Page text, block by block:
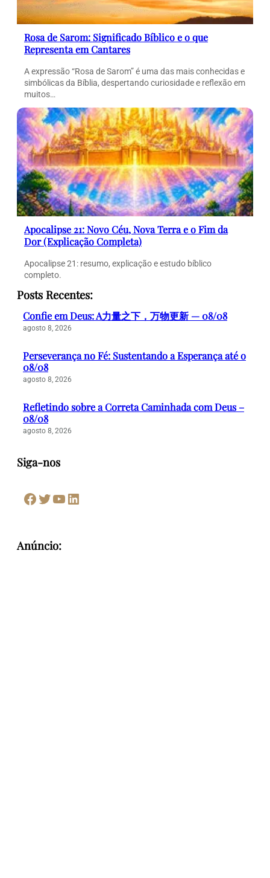
Rosa de Sarom: Significado Bíblico e o que
Representa em Cantares
A expressão “Rosa de Sarom” é uma das mais conhecidas e
simbólicas da Bíblia, despertando curiosidade e reflexão em
muitos…
Apocalipse 21: Novo Céu, Nova Terra e o Fim da
Dor (Explicação Completa)
Apocalipse 21: resumo, explicação e estudo bíblico
completo.
Posts Recentes:
Confie em Deus: A力量之下，万物更新 — 08/08
agosto 8, 2026
Perseverança no Fé: Sustentando a Esperança até o
08/08
agosto 8, 2026
Refletindo sobre a Correta Caminhada com Deus –
08/08
agosto 8, 2026
Siga-nos
Facebook Twitter Youtube LinkedIn
Anúncio: